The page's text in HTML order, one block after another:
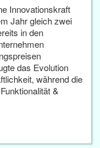
Innovationskraft
Jahr gleich zwei
in den
das Evolution
während die
&